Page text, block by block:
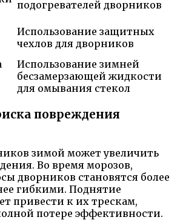
подогревателей дворников
Использование защитных
чехлов для дворников
Использование зимней
бесзамерзающей жидкости
для омывания стекол
повреждения
зимой может увеличить
Во время морозов,
дворников становятся более
гибкими. Поднятие
привести к их трескам,
потере эффективности.